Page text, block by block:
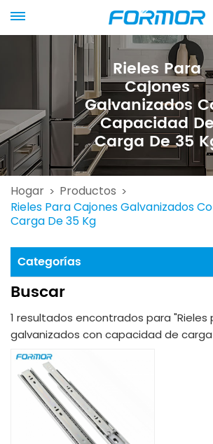
Rieles Para
Cajones
Galvanizados
Capacidad De
Carga De 35
Hogar > Productos >
Rieles Para Cajones Galvanizados
Carga De 35 Kg
Categorías
Buscar
1 resultados encontrados para "Rieles
galvanizados con capacidad de